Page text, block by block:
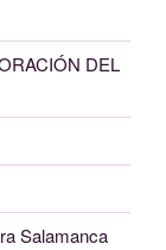
DEL
Salamanca